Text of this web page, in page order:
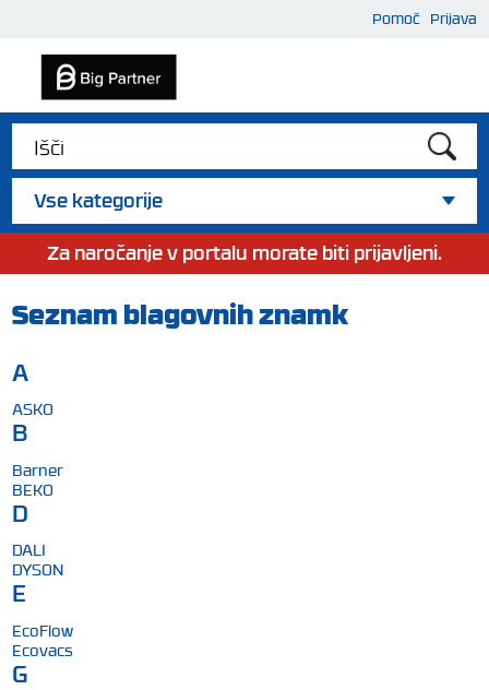
Pomoč Prijava
Vse kategorije
Za naročanje v portalu morate biti prijavljeni.
Seznam blagovnih znamk
A
ASKO
B
Barner
BEKO
D
DALI
DYSON
E
EcoFlow
Ecovacs
G